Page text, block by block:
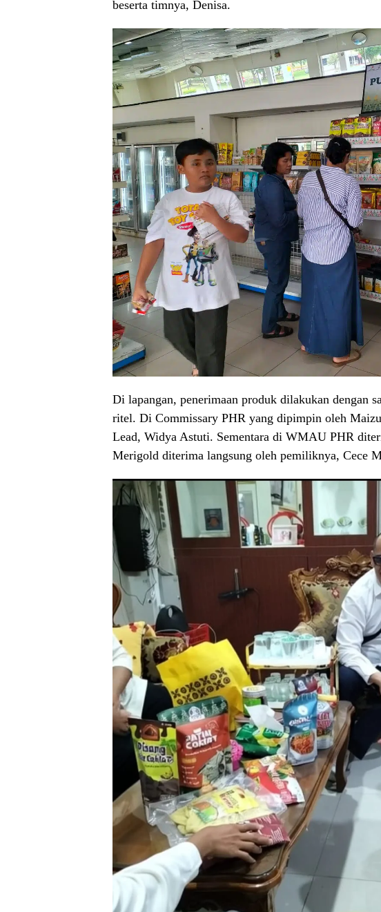
beserta timnya, Denisa.
Di lapangan, penerimaan produk dilakukan dengan
ritel. Di Commissary PHR yang dipimpin oleh
Lead, Widya Astuti. Sementara di WMAU PHR
Merigold diterima langsung oleh pemiliknya, Cece